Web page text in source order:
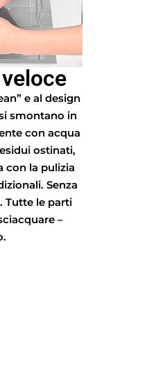
e al design
smontano in
con acqua
ostinati,
con la pulizia
Senza
Tutte le parti
–